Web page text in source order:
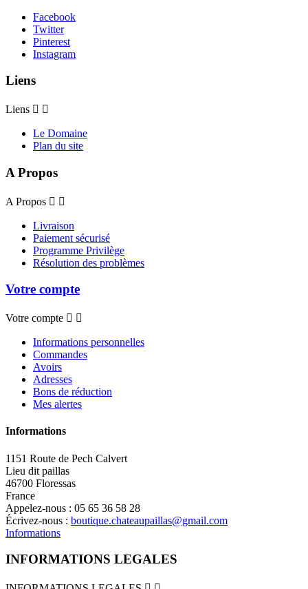
Facebook
Twitter
Pinterest
Instagram
Liens
Liens  
Le Domaine
Plan du site
A Propos
A Propos  
Livraison
Paiement sécurisé
Programme Privilège
Résolution des problèmes
Votre compte
Votre compte  
Informations personnelles
Commandes
Avoirs
Adresses
Bons de réduction
Mes alertes
Informations
1151 Route de Pech Calvert
Lieu dit paillas
46700 Floressas
France
Appelez-nous : 05 65 36 58 28
Écrivez-nous : boutique.chateaupaillas@gmail.com
Informations
INFORMATIONS LEGALES